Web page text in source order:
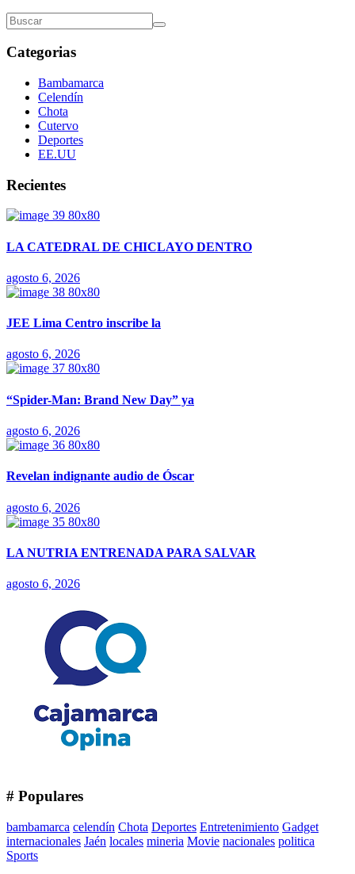
Categorias
Bambamarca
Celendín
Chota
Cutervo
Deportes
EE.UU
Recientes
LA CATEDRAL DE CHICLAYO DENTRO
agosto 6, 2026
JEE Lima Centro inscribe la
agosto 6, 2026
“Spider-Man: Brand New Day” ya
agosto 6, 2026
Revelan indignante audio de Óscar
agosto 6, 2026
LA NUTRIA ENTRENADA PARA SALVAR
agosto 6, 2026
# Populares
bambamarca celendín Chota Deportes Entretenimiento Gadget
internacionales Jaén locales mineria Movie nacionales politica
Sports